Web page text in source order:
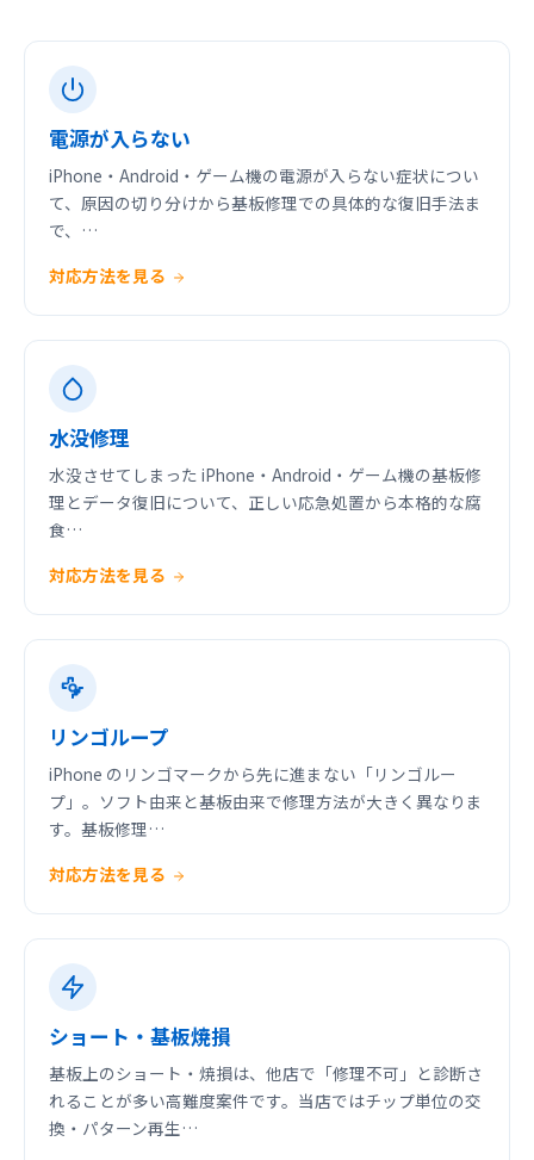
電源が入らない
iPhone・Android・ゲーム機の電源が入らない症状につい
て、原因の切り分けから基板修理での具体的な復旧手法ま
で、…
対応方法を見る
水没修理
水没させてしまった iPhone・Android・ゲーム機の基板修
理とデータ復旧について、正しい応急処置から本格的な腐
食…
対応方法を見る
リンゴループ
iPhone のリンゴマークから先に進まない「リンゴルー
プ」。ソフト由来と基板由来で修理方法が大きく異なりま
す。基板修理…
対応方法を見る
ショート・基板焼損
基板上のショート・焼損は、他店で「修理不可」と診断さ
れることが多い高難度案件です。当店ではチップ単位の交
換・パターン再生…